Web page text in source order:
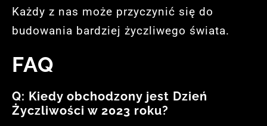
Każdy z nas może przyczynić się do
budowania bardziej życzliwego świata.
FAQ
Q: Kiedy obchodzony jest Dzień
Życzliwości w 2023 roku?